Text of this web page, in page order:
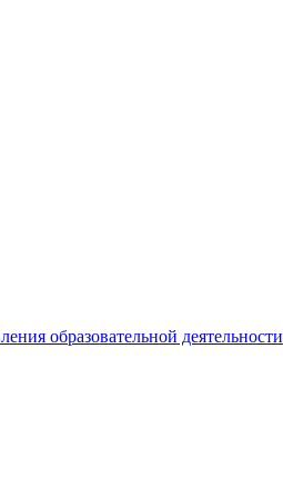
образовательной деятельности